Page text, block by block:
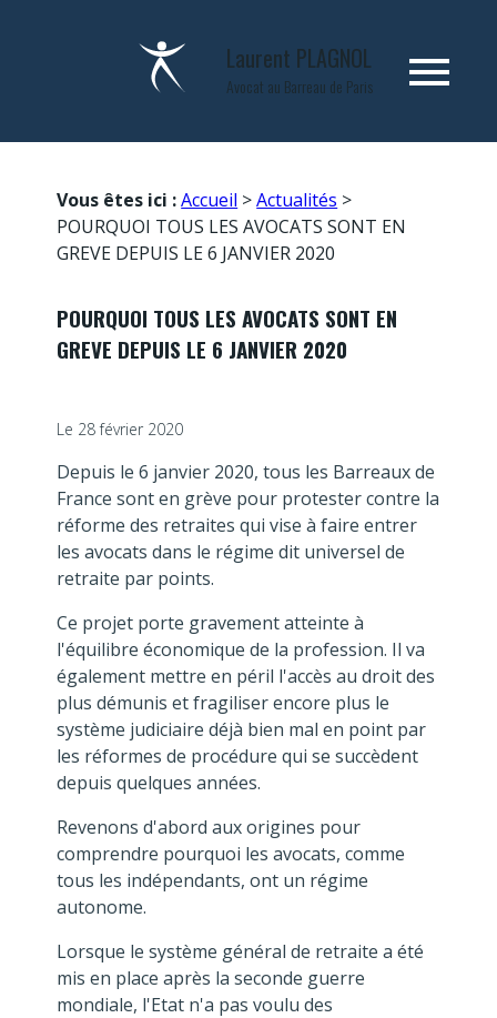
Laurent PLAGNOL
Avocat au Barreau de Paris menu
Vous êtes ici :Accueil >Actualités >
POURQUOI TOUS LES AVOCATS SONT EN
GREVE DEPUIS LE 6 JANVIER 2020
POURQUOI TOUS LES AVOCATS SONT EN
GREVE DEPUIS LE 6 JANVIER 2020
Le 28 février 2020
Depuis le 6 janvier 2020, tous les Barreaux de
France sont en grève pour protester contre la
réforme des retraites qui vise à faire entrer
les avocats dans le régime dit universel de
retraite par points.
Ce projet porte gravement atteinte à
l'équilibre économique de la profession. Il va
également mettre en péril l'accès au droit des
plus démunis et fragiliser encore plus le
système judiciaire déjà bien mal en point par
les réformes de procédure qui se succèdent
depuis quelques années.
Revenons d'abord aux origines pour
comprendre pourquoi les avocats, comme
tous les indépendants, ont un régime
autonome.
Lorsque le système général de retraite a été
mis en place après la seconde guerre
mondiale, l'Etat n'a pas voulu des